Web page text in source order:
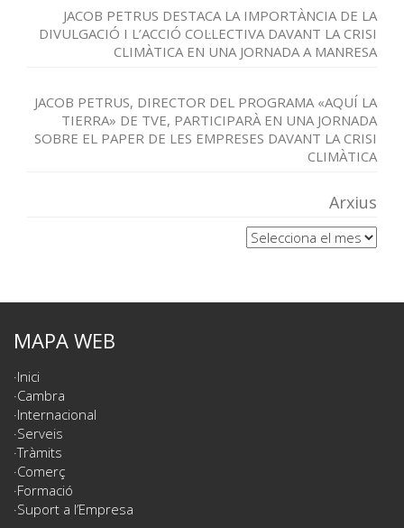
JACOB PETRUS DESTACA LA IMPORTÀNCIA DE LA
DIVULGACIÓ I L’ACCIÓ COL·LECTIVA DAVANT LA CRISI
CLIMÀTICA EN UNA JORNADA A MANRESA
JACOB PETRUS, DIRECTOR DEL PROGRAMA «AQUÍ LA
TIERRA» DE TVE, PARTICIPARÀ EN UNA JORNADA
SOBRE EL PAPER DE LES EMPRESES DAVANT LA CRISI
CLIMÀTICA
Arxius
Arxius
MAPA WEB
Inici
Cambra
Internacional
Serveis
Tràmits
Comerç
Formació
Suport a l’Empresa